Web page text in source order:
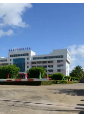
媒体
政策
文化